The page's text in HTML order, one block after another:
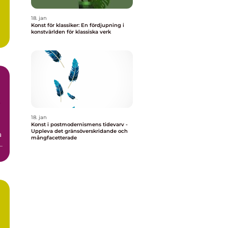
18. jan
Konst för klassiker: En fördjupning i
konstvärlden för klassiska verk
18. jan
Konst i postmodernismens tidevarv -
Uppleva det gränsöverskridande och
mångfacetterade